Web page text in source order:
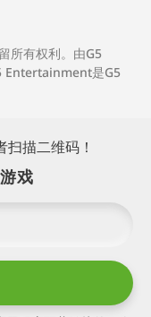
有权利。由G5
Entertainment是G5
描二维码！
戏